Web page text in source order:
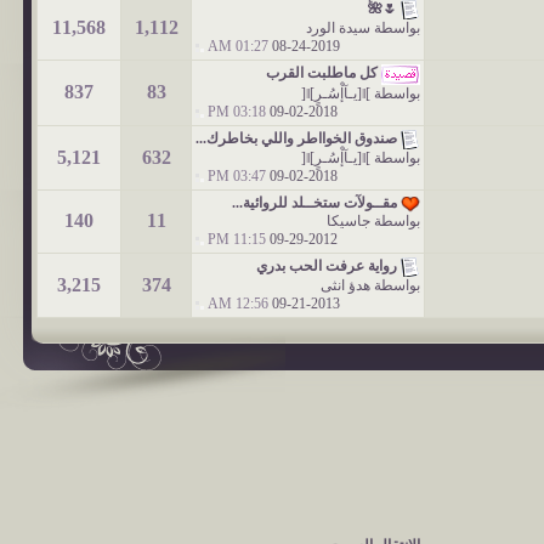
🌷🌺
بواسطة سيدة الورد
08-24-2019
01:27 AM
1,112
11,568
كل ماطلبت القرب
بواسطة ]ǁ[يـآإْسُـرٍ]ǁ[
09-02-2018
03:18 PM
83
837
صندوق الخوااطر واللي بخاطرك...
بواسطة ]ǁ[يـآإْسُـرٍ]ǁ[
09-02-2018
03:47 PM
632
5,121
مقــولآت ستخــلد للروائية...
بواسطة جاسيكا
09-29-2012
11:15 PM
11
140
رواية عرفت الحب بدري
بواسطة هدؤ انثى
09-21-2013
12:56 AM
374
3,215